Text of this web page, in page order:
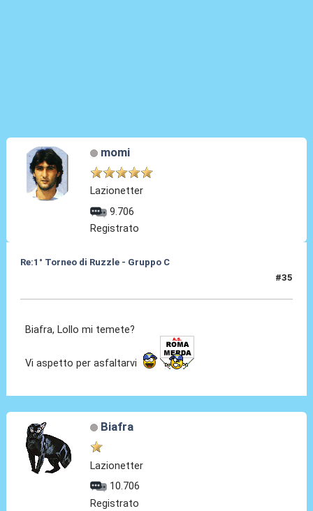
momi
Lazionetter
9.706
Registrato
Re:1° Torneo di Ruzzle - Gruppo C
#35
Biafra, Lollo mi temete?
Vi aspetto per asfaltarvi
Biafra
Lazionetter
10.706
Registrato